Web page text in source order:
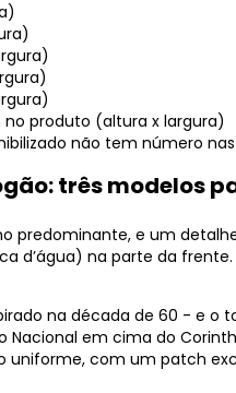
produto (altura x largura)
não tem número
três modelos
predominante, e um
d’água) na parte da
na década de 60 - e o
Nacional em cima do
uniforme, com um patch